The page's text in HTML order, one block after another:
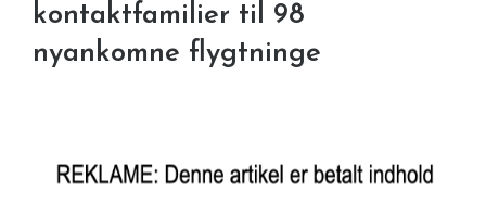
kontaktfamilier til 98
nyankomne flygtninge